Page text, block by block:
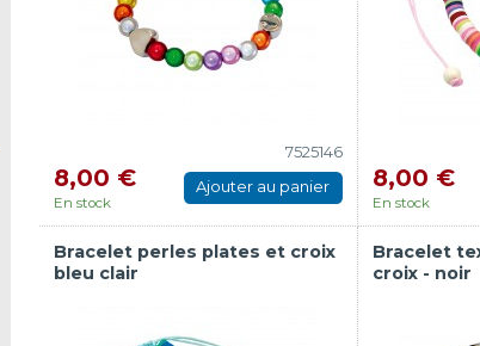
7525146
8,00 €
En stock
Ajouter au panier 8,00 €
En stock
Bracelet perles plates et croix
bleu clair
Bracelet
croix - noir